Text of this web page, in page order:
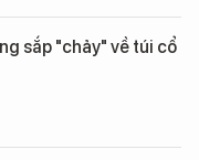
sắp "chảy" về túi cổ